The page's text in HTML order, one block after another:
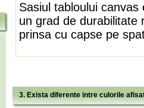
Sasiul tabloului
un grad de durabilitate
prinsa cu capse pe
3. Exista diferente intre culorile